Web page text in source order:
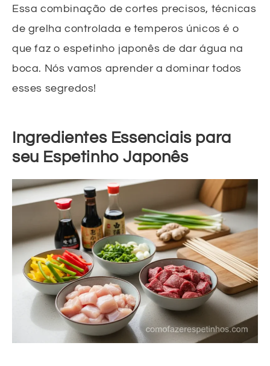
Essa combinação de cortes precisos, técnicas
de grelha controlada e temperos únicos é o
que faz o espetinho japonês de dar água na
boca. Nós vamos aprender a dominar todos
esses segredos!
Ingredientes Essenciais para
seu Espetinho Japonês